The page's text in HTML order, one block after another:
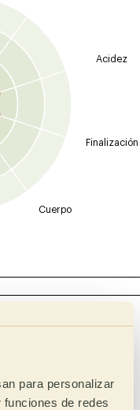
para personalizar
de redes
Acidez
Finalización
Cuerpo